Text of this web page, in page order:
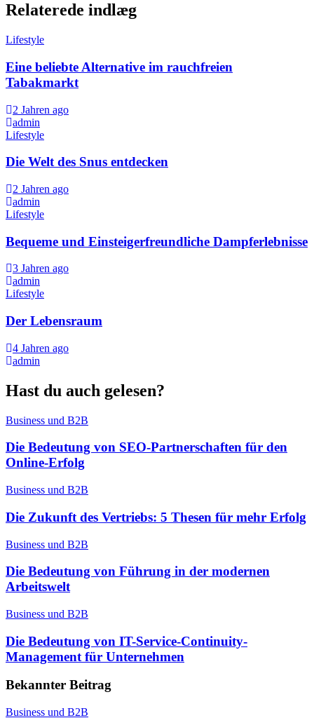
Relaterede indlæg
Lifestyle
Eine beliebte Alternative im rauchfreien
Tabakmarkt
2 Jahren ago
admin
Lifestyle
Die Welt des Snus entdecken
2 Jahren ago
admin
Lifestyle
Bequeme und Einsteigerfreundliche Dampferlebnisse
3 Jahren ago
admin
Lifestyle
Der Lebensraum
4 Jahren ago
admin
Hast du auch gelesen?
Business und B2B
Die Bedeutung von SEO-Partnerschaften für den
Online-Erfolg
Business und B2B
Die Zukunft des Vertriebs: 5 Thesen für mehr Erfolg
Business und B2B
Die Bedeutung von Führung in der modernen
Arbeitswelt
Business und B2B
Die Bedeutung von IT-Service-Continuity-
Management für Unternehmen
Bekannter Beitrag
Business und B2B